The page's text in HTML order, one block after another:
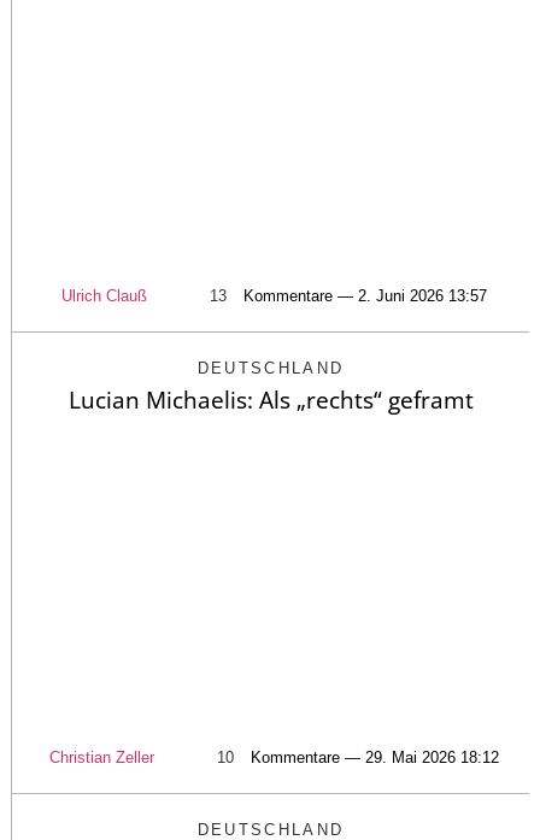
Ulrich Clauß 13 Kommentare — 2. Juni 2026 13:57
DEUTSCHLAND
Lucian Michaelis: Als „rechts“ geframt
Christian Zeller 10 Kommentare — 29. Mai 2026 18:12
DEUTSCHLAND